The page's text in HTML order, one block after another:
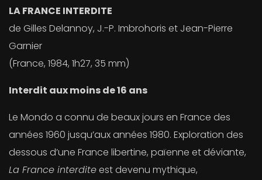
LA FRANCE INTERDITE
de Gilles Delannoy, J.-P. Imbrohoris et Jean-Pierre
Garnier
(France, 1984, 1h27, 35 mm)
Interdit aux moins de 16 ans
Le Mondo a connu de beaux jours en France des
années 1960 jusqu’aux années 1980. Exploration des
dessous d’une France libertine, païenne et déviante,
La France interditeest devenu mythique,